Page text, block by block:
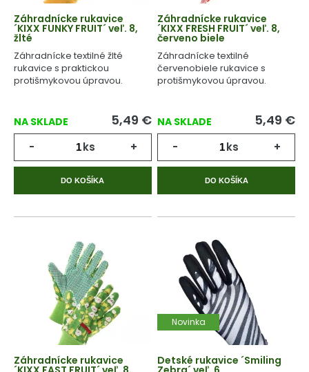
Záhradnícke rukavice
´KIXX FUNKY FRUIT´ veľ. 8,
žlté
Záhradnícke textilné žlté
rukavice s praktickou
protišmykovou úpravou.
NA SKLADE 5,49 €
- ks +
DO KOŠÍKA
Záhradnícke rukavice
´KIXX FRESH FRUIT´ veľ. 8,
červeno biele
Záhradnícke textilné
červenobiele rukavice s
protišmykovou úpravou.
NA SKLADE 5,49 €
- ks +
DO KOŠÍKA
Záhradnícke rukavice
Novinka
Detské rukavice ´Smiling